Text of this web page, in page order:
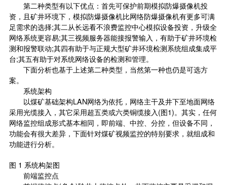
第二种类型有以下优点：首先可保护前期模拟防爆摄像机投
资，且矿井环境下，模拟防爆摄像机比网络防爆摄像机有更多可满
足需求的选择;其二从长远看不浪费监控中心模拟设备投资，升级全
网络系统更容易;其三视频服务器能接报警输入，有助于矿井环境检
测和报警联动;其四有助于与正规大型矿井环境检测系统组成集成平
台;其五有助于对系统网络设备的检测和管理。
下面分析也基于上述第二种类型，当然第一种也仍是可选方
案。
系统架构
以煤矿基础架构LAN网络为依托，网络主干及井下至地面网络
采用光缆接入，其它采用超五类或六类铜缆接入(图1)。其实，任何
网络监控组成形式基本相同，即前端、中控、分控，但设备不同，
功能会有很大差异，下面针对煤矿视频监控的特别要求，就组成和
功能进行分析。
图 1 系统构架图
前端监控点